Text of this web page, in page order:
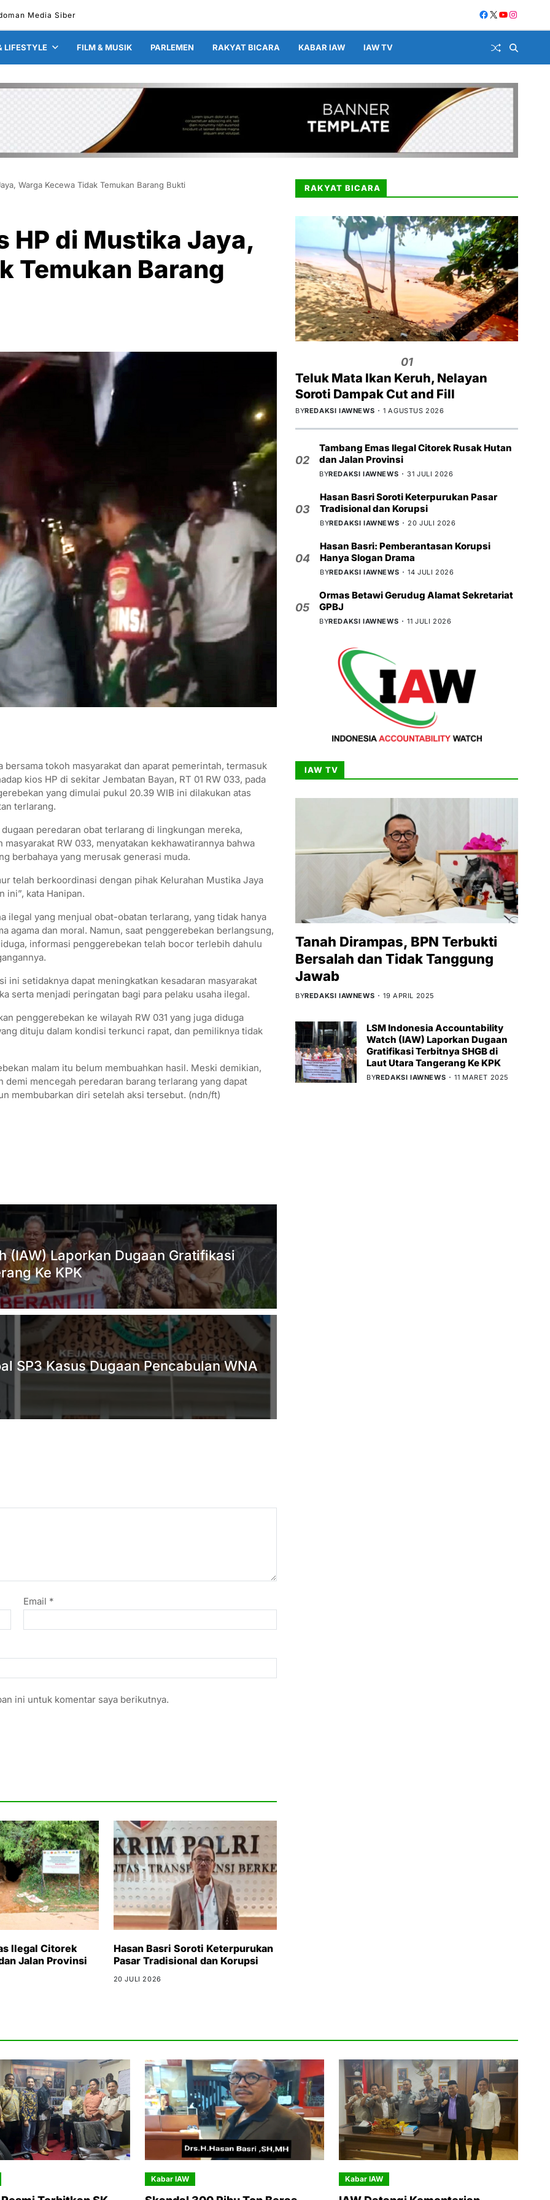
Media Siber
LIFESTYLE FILM & MUSIK PARLEMEN RAKYAT BICARA KABAR IAW IAW TV
Warga Kecewa Tidak Temukan Barang Bukti
HP di Mustika Jaya,
Temukan Barang
bersama tokoh masyarakat dan aparat pemerintah, termasuk
kios HP di sekitar Jembatan Bayan, RT 01 RW 033, pada
yang dimulai pukul 20.39 WIB ini dilakukan atas
terlarang.
peredaran obat terlarang di lingkungan mereka,
RW 033, menyatakan kekhawatirannya bahwa
berbahaya yang merusak generasi muda.
telah berkoordinasi dengan pihak Kelurahan Mustika Jaya
ini”, kata Hanipan.
ilegal yang menjual obat-obatan terlarang, yang tidak hanya
agama dan moral. Namun, saat penggerebekan berlangsung,
informasi penggerebekan telah bocor terlebih dahulu
setidaknya dapat meningkatkan kesadaran masyarakat
serta menjadi peringatan bagi para pelaku usaha ilegal.
penggerebekan ke wilayah RW 031 yang juga diduga
dituju dalam kondisi terkunci rapat, dan pemiliknya tidak
malam itu belum membuahkan hasil. Meski demikian,
mencegah peredaran barang terlarang yang dapat
membubarkan diri setelah aksi tersebut. (ndn/ft)
(IAW) Laporkan Dugaan Gratifikasi
Ke KPK
SP3 Kasus Dugaan Pencabulan WNA
Email *
ini untuk komentar saya berikutnya.
Ilegal Citorek
Jalan Provinsi
Hasan Basri Soroti Keterpurukan
Pasar Tradisional dan Korupsi
20 JULI 2026
RAKYAT BICARA
01
Teluk Mata Ikan Keruh, Nelayan
Soroti Dampak Cut and Fill
BYREDAKSI IAWNEWS 1 AGUSTUS 2026
02
Tambang Emas Ilegal Citorek Rusak Hutan
dan Jalan Provinsi
BYREDAKSI IAWNEWS 31 JULI 2026
03
Hasan Basri Soroti Keterpurukan Pasar
Tradisional dan Korupsi
BYREDAKSI IAWNEWS 20 JULI 2026
04
Hasan Basri: Pemberantasan Korupsi
Hanya Slogan Drama
BYREDAKSI IAWNEWS 14 JULI 2026
05
Ormas Betawi Gerudug Alamat Sekretariat
GPBJ
BYREDAKSI IAWNEWS 11 JULI 2026
IAW TV
Tanah Dirampas, BPN Terbukti
Bersalah dan Tidak Tanggung
Jawab
BYREDAKSI IAWNEWS 19 APRIL 2025
LSM Indonesia Accountability
Watch (IAW) Laporkan Dugaan
Gratifikasi Terbitnya SHGB di
Laut Utara Tangerang Ke KPK
BYREDAKSI IAWNEWS 11 MARET 2025
Kabar IAW Kabar IAW